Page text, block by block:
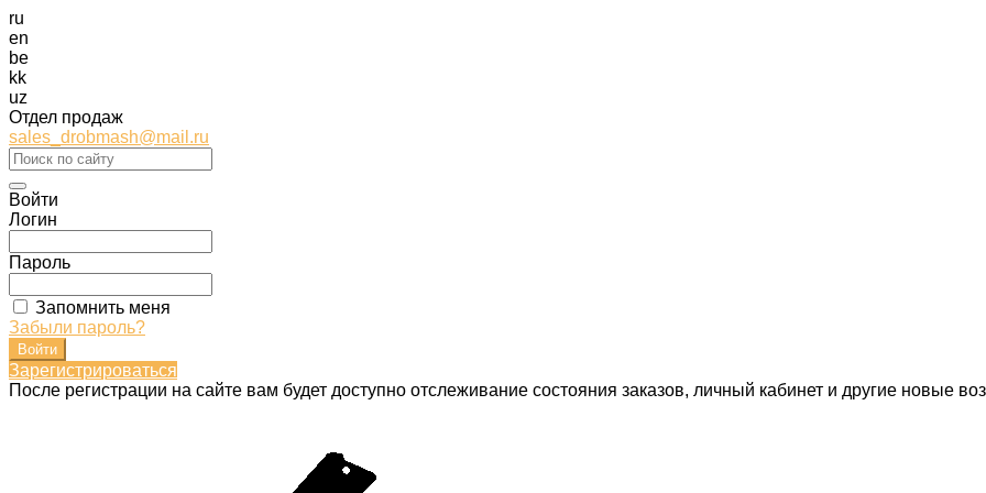
ru
en
be
kk
uz
Отдел продаж
sales_drobmash@mail.ru
Войти
Логин
Пароль
Запомнить меня
Забыли пароль?
Зарегистрироваться
После регистрации на сайте вам будет доступно отслеживание состояния заказов, личный кабинет и другие новые